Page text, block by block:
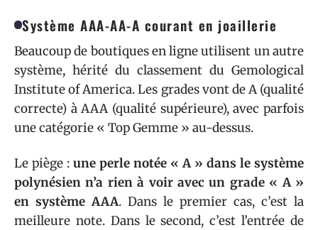
Système AAA-AA-A courant en joaillerie
Beaucoup de boutiques en ligne utilisent un autre
système, hérité du classement du Gemological
Institute of America. Les grades vont de A (qualité
correcte) à AAA (qualité supérieure), avec parfois
une catégorie « Top Gemme » au-dessus.
Le piège : une perle notée « A » dans le système
polynésien n’a rien à voir avec un grade « A »
en système AAA. Dans le premier cas, c’est la
meilleure note. Dans le second, c’est l’entrée de